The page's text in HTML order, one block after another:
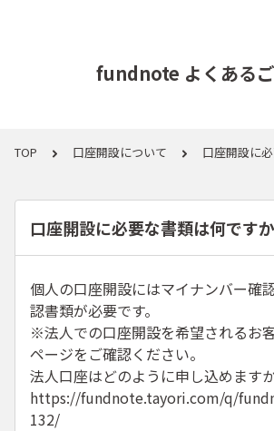
fundnote よくある
TOP 口座開設について 口座開設に
口座開設に必要な書類は何ですか
個人の口座開設にはマイナンバー
認書類が必要です。
※法人での口座開設を希望されるお
ページをご確認ください。
法人口座はどのように申し込めます
https://fundnote.tayori.com/q/
132/